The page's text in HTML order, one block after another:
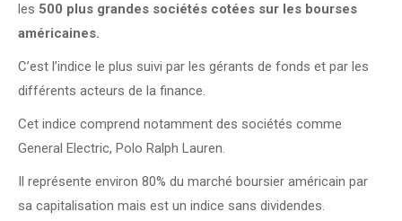
les 500 plus grandes sociétés cotées sur les bourses
américaines.
C’est l’indice le plus suivi par les gérants de fonds et par les
différents acteurs de la finance.
Cet indice comprend notamment des sociétés comme
General Electric, Polo Ralph Lauren.
Il représente environ 80% du marché boursier américain par
sa capitalisation mais est un indice sans dividendes.